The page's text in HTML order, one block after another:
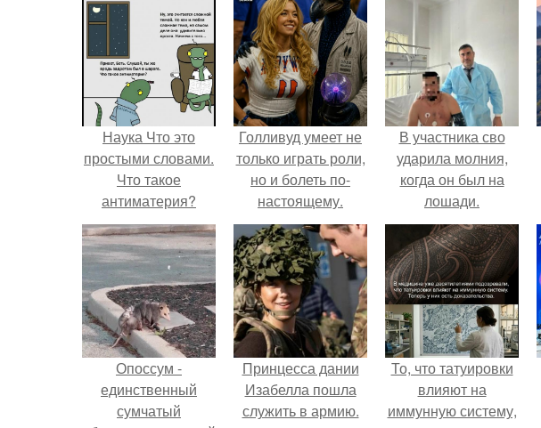
Наука Что это
простыми словами.
Что такое
антиматерия?
Голливуд умеет не
только играть роли,
но и болеть по-
настоящему.
В участника сво
ударила молния,
когда он был на
лошади.
Опоссум -
единственный
сумчатый
Принцесса дании
Изабелла пошла
служить в армию.
То, что татуировки
влияют на
иммунную систему,